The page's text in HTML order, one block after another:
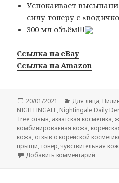
Успокаивает
силу тонеру с
300 мл объём!!!
Ссылка на eBay
Ссылка на Amazon
Опубликовано
20/01/2021 Рубрики
Для лица,
NIGHTINGALE, Nightingale Daily
Tree отзыв, азиатская косметика,
комбинированная кожа,
кожа, отзыв о корейской
прыщи,тонер, чувствительная
Добавить комментарий